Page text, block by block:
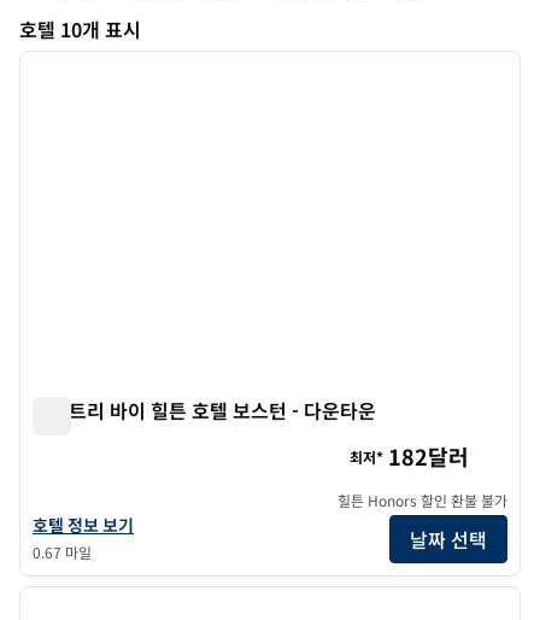
호텔 10개 표시
호텔 10개 표시
1/12
다음
더블트리 바이 힐튼 호텔 보스턴 - 다운타운
더블트리 바이 힐튼 호텔 보스턴 - 다운타운의 호텔 정보 보기
호텔 정보 보기
0.67 마일
최저* 182달러
힐튼 Honors 할인 환불 불가
날짜 선택
1/12
1/12
다음